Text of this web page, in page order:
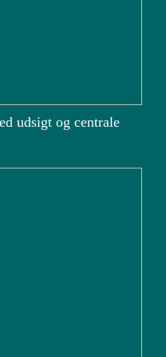
udsigt og centrale